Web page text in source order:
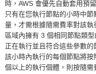
時，AWS 會優先自動套用預
只有在您執行節點的小時中
量，才需根據隨需費率對該
區域內擁有 3 個相同節點類
正在執行並且符合這些參數
該小時內執行的每個節點將
個以上的執行個體，則按隨需